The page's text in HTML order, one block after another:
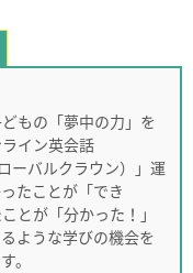
もの「夢中の力」を
イン英会話
ーバルクラウン）」運
たことが「でき
とが「分かった！」
ような学びの機会を
。